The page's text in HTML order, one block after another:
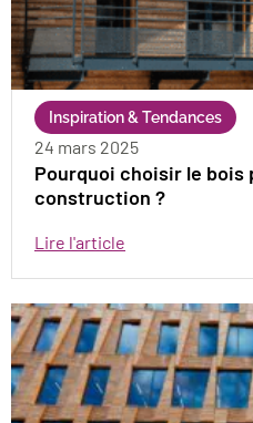
Inspiration & Tendances
24 mars 2025
Pourquoi choisir le bois
construction ?
Lire l'article